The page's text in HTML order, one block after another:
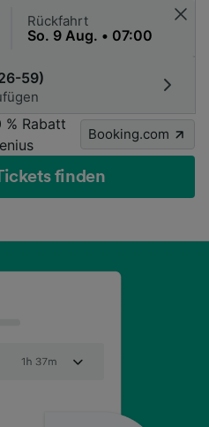
Rückfahrt
59)
% Rabatt
Booking.com
finden